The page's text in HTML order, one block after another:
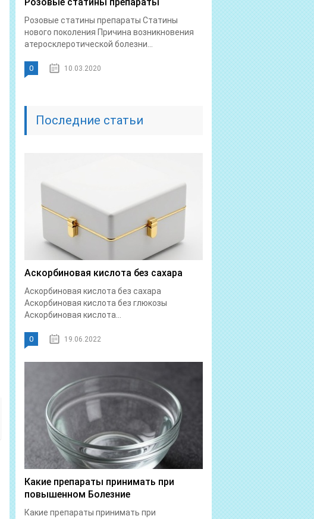
Розовые статины препараты Статины
нового поколения Причина возникновения
атеросклеротической болезни...
0 10.03.2020
Последние статьи
Аскорбиновая кислота без сахара
Аскорбиновая кислота без сахара
Аскорбиновая кислота без глюкозы
Аскорбиновая кислота...
0 19.06.2022
Какие препараты принимать при
повышенном Болезние
Какие препараты принимать при